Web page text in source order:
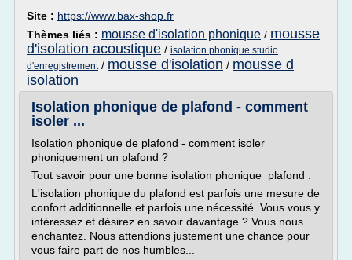
Site : https://www.bax-shop.fr
Thèmes liés : mousse d'isolation phonique / mousse
d'isolation acoustique / isolation phonique studio
d'enregistrement/ mousse d'isolation / mousse d
isolation
Isolation phonique de plafond - comment
isoler ...
Isolation phonique de plafond - comment isoler
phoniquement un plafond ?
Tout savoir pour une bonne isolation phonique plafond :
L'isolation phonique du plafond est parfois une mesure de
confort additionnelle et parfois une nécessité. Vous vous y
intéressez et désirez en savoir davantage ? Vous nous
enchantez. Nous attendions justement une chance pour
vous faire part de nos humbles...